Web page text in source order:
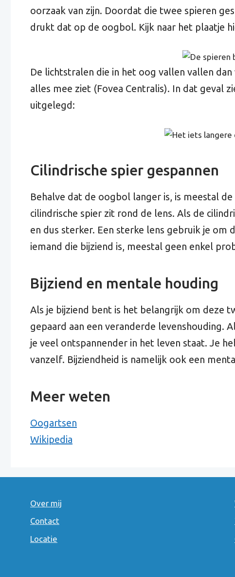
oorzaak van zijn. Doordat die twee spieren
drukt dat op de oogbol. Kijk naar het plaatje
De lichtstralen die in het oog vallen vallen
alles mee ziet (Fovea Centralis). In dat geval
uitgelegd:
Cilindrische spier gespannen
Behalve dat de oogbol langer is, is meestal
cilindrische spier zit rond de lens. Als de
en dus sterker. Een sterke lens gebruik je om
iemand die bijziend is, meestal geen enkel
Bijziend en mentale houding
Als je bijziend bent is het belangrijk om deze
gepaard aan een veranderde levenshouding.
je veel ontspannender in het leven staat. Je
vanzelf. Bijziendheid is namelijk ook een
Meer weten
Oogartsen
Wikipedia
Over mij
Contact
Locatie